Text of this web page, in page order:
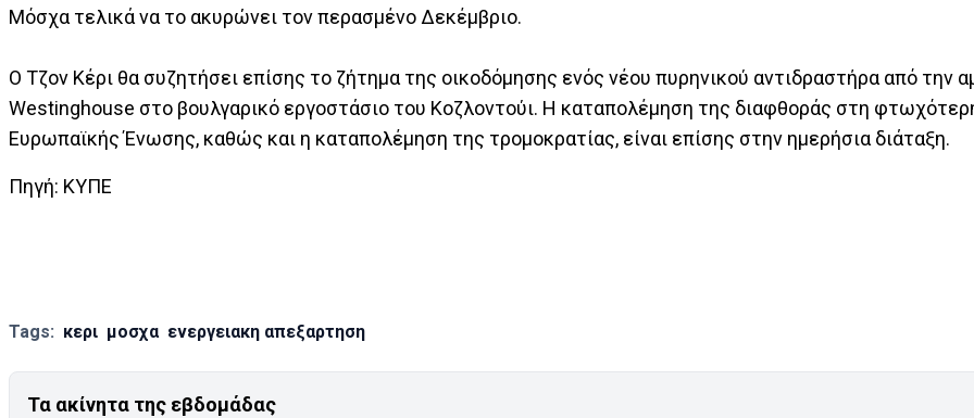
Μόσχα τελικά να το ακυρώνει τον περασμένο Δεκέμβριο.
Ο Τζον Κέρι θα συζητήσει επίσης το ζήτημα της οικοδόμησης ενός νέου πυρηνικού αντιδραστήρα από την
Westinghouse στο βουλγαρικό εργοστάσιο του Κοζλοντούι. Η καταπολέμηση της διαφθοράς στη
Ευρωπαϊκής Ένωσης, καθώς και η καταπολέμηση της τρομοκρατίας, είναι επίσης στην ημερήσια διάταξη.
Πηγή: ΚΥΠΕ
Tags: κερι μοσχα ενεργειακη απεξαρτηση
Τα ακίνητα της εβδομάδας